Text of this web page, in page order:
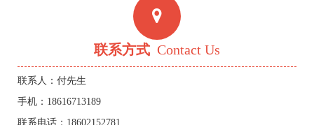
联系方式 Contact Us
联系人：付先生
手机：18616713189
联系电话：18602152781